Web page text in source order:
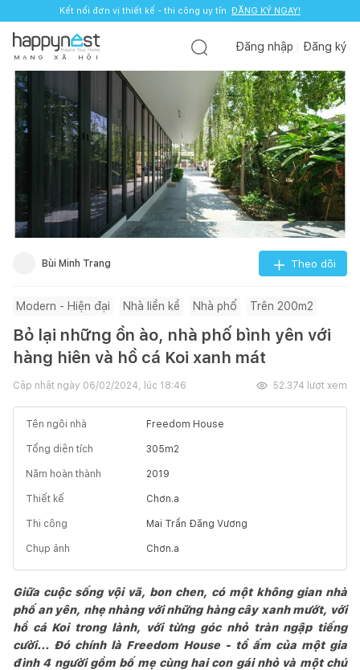
Kết nối đơn vị thiết kế - thi công uy tín. ĐĂNG KÝ NGAY!
M Ạ N G X Ã H Ộ I
Đăng nhập Đăng ký
Bùi Minh Trang Theo dõi
Modern - Hiện đại Nhà liền kề Nhà phố Trên 200m2
Bỏ lại những ồn ào, nhà phố bình yên với
hàng hiên và hồ cá Koi xanh mát
Cập nhật ngày 06/02/2024, lúc 18:46 52.374 lượt xem
Tên ngôi nhà Freedom House
Tổng diện tích 305m2
Năm hoàn thành 2019
Thiết kế Chơn.a
Thi công Mai Trần Đăng Vương
Chụp ảnh Chơn.a
Giữa cuộc sống vội vã, bon chen, có một không gian nhà
phố an yên, nhẹ nhàng với những hàng cây xanh mướt, với
hồ cá Koi trong lành, với từng góc nhỏ tràn ngập tiếng
cười... Đó chính là Freedom House - tổ ấm của một gia
đình 4 người gồm bố mẹ cùng hai con gái nhỏ và một chú